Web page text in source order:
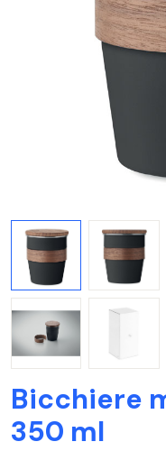
Bicchiere
350 ml